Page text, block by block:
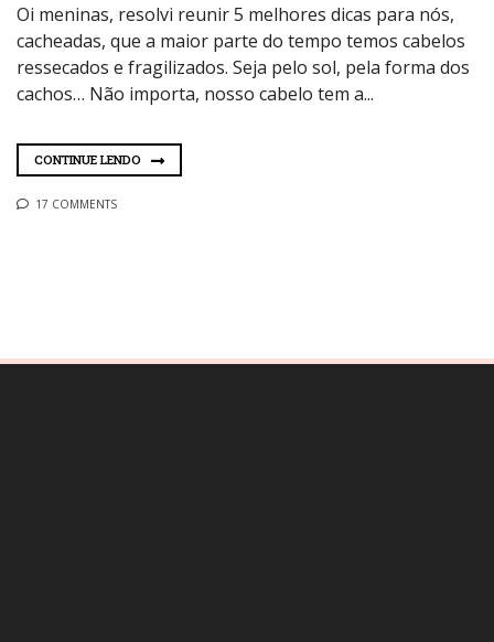
Oi meninas, resolvi reunir 5 melhores dicas para nós,
cacheadas, que a maior parte do tempo temos cabelos
ressecados e fragilizados. Seja pelo sol, pela forma dos
cachos… Não importa, nosso cabelo tem a...
CONTINUE LENDO
17 COMMENTS